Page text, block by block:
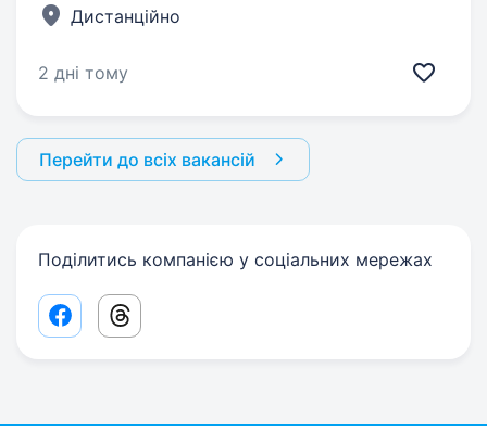
Дистанційно
2 дні тому
Перейти до всіх вакансій
Поділитись компанією у соціальних мережах
Facebook share link
Threads share link